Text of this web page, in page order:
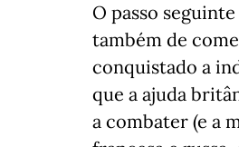
O passo
também de
conquistado a
que a ajuda
a combater (e a